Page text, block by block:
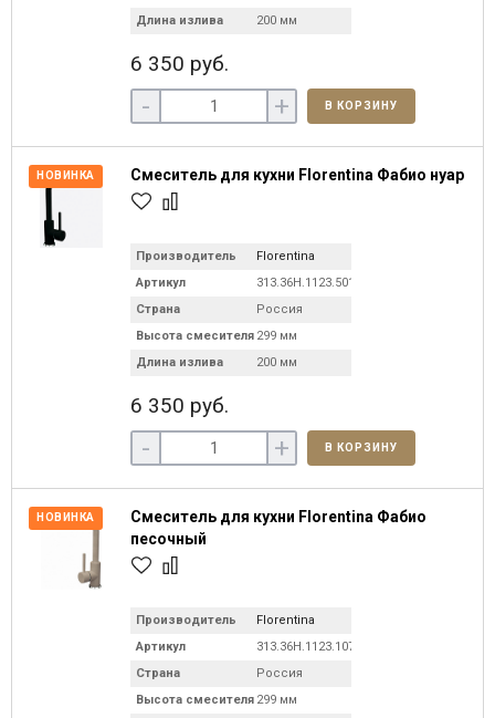
Длина излива
200 мм
6 350 руб.
- + В КОРЗИНУ
НОВИНКА Смеситель для кухни Florentina Фабио нуар
Производитель
Florentina
Артикул
313.36H.1123.501C
Страна
Россия
Высота смесителя 299 мм
Длина излива
200 мм
6 350 руб.
- + В КОРЗИНУ
НОВИНКА
Смеситель для кухни Florentina Фабио
песочный
Производитель
Florentina
Артикул
313.36H.1123.107
Страна
Россия
Высота смесителя 299 мм